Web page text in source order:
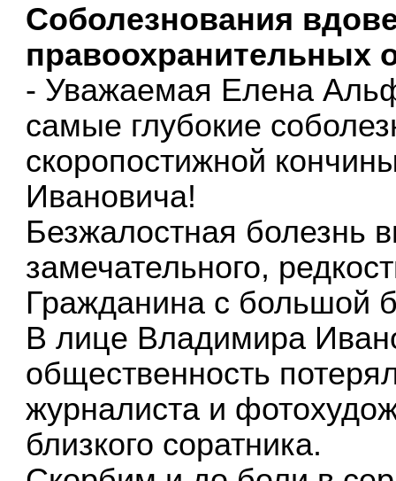
Соболезнования
правоохранительных
- Уважаемая Елена
самые глубокие
скоропостижной
Ивановича!
Безжалостная болезнь
замечательного,
Гражданина с большой
В лице Владимира
общественность
журналиста и
близкого соратника.